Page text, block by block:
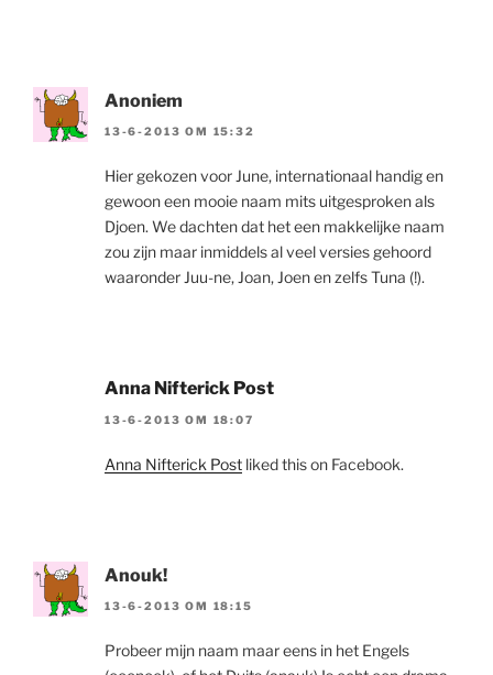
Anoniem
13-6-2013 OM 15:32
Hier gekozen voor June, internationaal handig en
gewoon een mooie naam mits uitgesproken als
Djoen. We dachten dat het een makkelijke naam
zou zijn maar inmiddels al veel versies gehoord
waaronder Juu-ne, Joan, Joen en zelfs Tuna (!).
Anna Nifterick Post
13-6-2013 OM 18:07
Anna Nifterick Post liked this on Facebook.
Anouk!
13-6-2013 OM 18:15
Probeer mijn naam maar eens in het Engels